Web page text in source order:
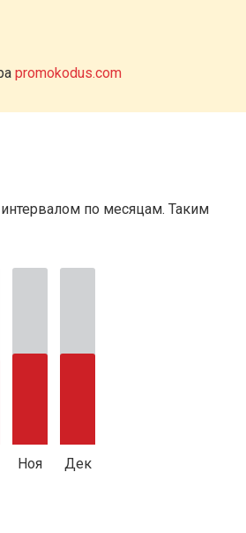
promokodus.com
по месяцам. Таким
Ноя Дек